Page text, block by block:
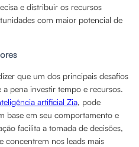
e distribuir os recursos
com maior potencial de
que um dos principais desafios
pena investir tempo e recursos.
artificial Zia, pode
base em seu comportamento e
facilita a tomada de decisões,
concentrem nos leads mais